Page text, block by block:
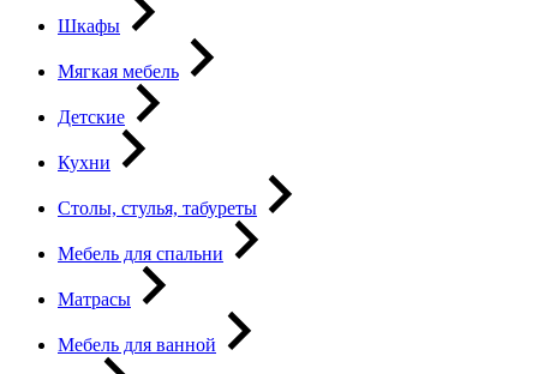
Шкафы
Мягкая мебель
Детские
Кухни
Столы, стулья, табуреты
Мебель для спальни
Матрасы
Мебель для ванной